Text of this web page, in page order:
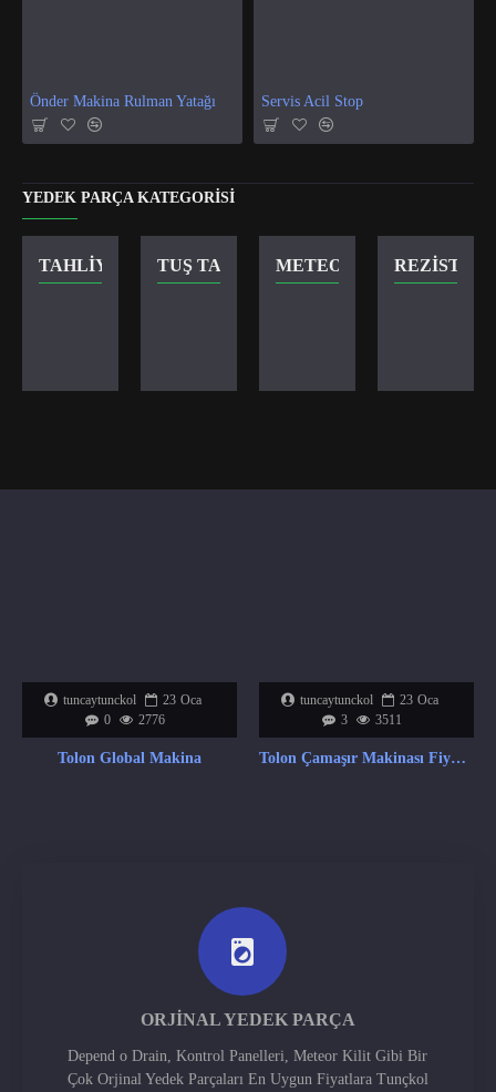
Önder Makina Rulman Yatağı Servis Acil Stop
YEDEK PARÇA KATEGORISI
TAHLIYE VANASITUŞ TAKIMI METEOR KILITREZISTANS
tuncaytunckol 23 Oca
0
2776
Tolon Global Makina
tuncaytunckol 23 Oca
3
3511
Tolon Çamaşır Makinası Fiyat Listesi
ORJINAL YEDEK PARÇA
Depend o Drain, Kontrol Panelleri, Meteor Kilit Gibi Bir
Çok Orjinal Yedek Parçaları En Uygun Fiyatlara Tunçkol